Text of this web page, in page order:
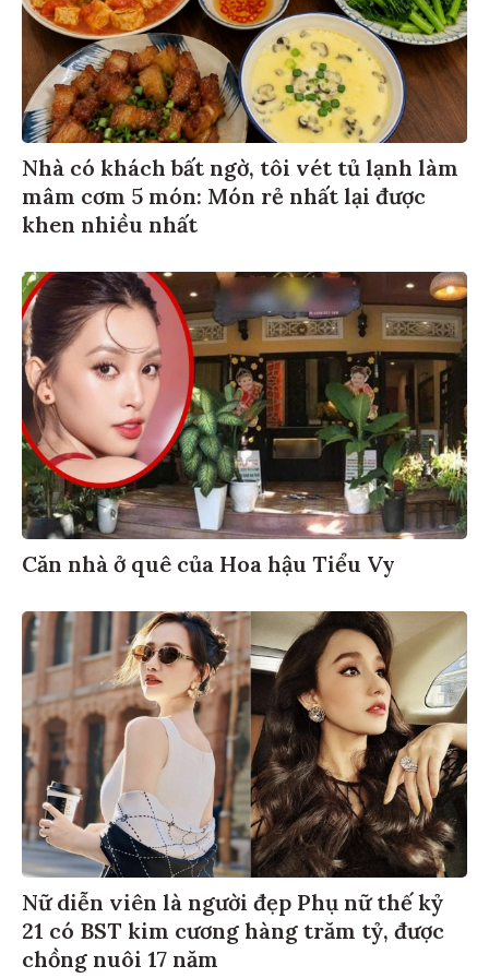
Nhà có khách bất ngờ, tôi vét tủ lạnh làm
mâm cơm 5 món: Món rẻ nhất lại được
khen nhiều nhất
Căn nhà ở quê của Hoa hậu Tiểu Vy
Nữ diễn viên là người đẹp Phụ nữ thế kỷ
21 có BST kim cương hàng trăm tỷ, được
chồng nuôi 17 năm